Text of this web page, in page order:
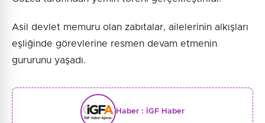
Asil devlet memuru olan zabıtalar, ailelerinin alkışları
eşliğinde görevlerine resmen devam etmenin
gururunu yaşadı.
Haber : İGF Haber